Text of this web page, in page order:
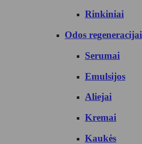
Rinkiniai
Odos regeneracijai
Serumai
Emulsijos
Aliejai
Kremai
Kaukės